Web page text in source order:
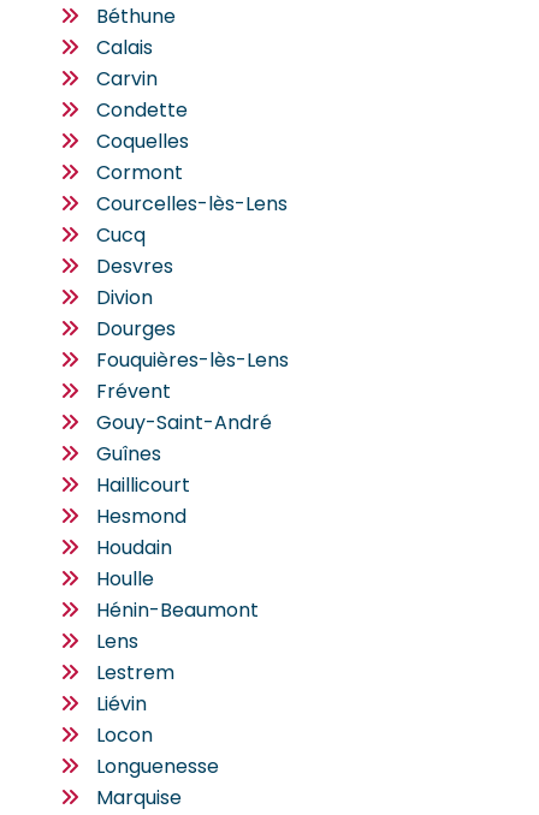
Béthune
Calais
Carvin
Condette
Coquelles
Cormont
Courcelles-lès-Lens
Cucq
Desvres
Divion
Dourges
Fouquières-lès-Lens
Frévent
Gouy-Saint-André
Guînes
Haillicourt
Hesmond
Houdain
Houlle
Hénin-Beaumont
Lens
Lestrem
Liévin
Locon
Longuenesse
Marquise